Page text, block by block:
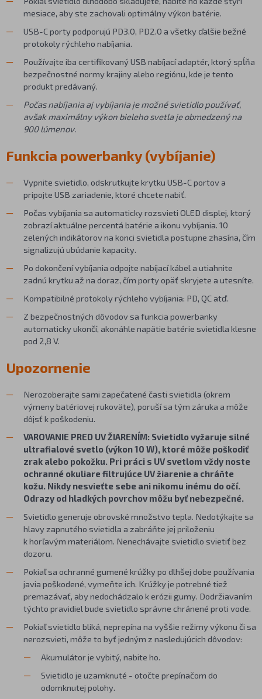
mesiace, aby ste zachovali optimálny výkon batérie.
USB-C porty podporujú PD3.0, PD2.0 a všetky ďalšie bežné
protokoly rýchleho nabíjania.
Používajte iba certifikovaný USB nabíjací adaptér, ktorý spĺňa
bezpečnostné normy krajiny alebo regiónu, kde je tento
produkt predávaný.
Počas nabíjania aj vybíjania je možné svietidlo používať,
avšak maximálny výkon bieleho svetla je obmedzený na
900 lúmenov.
Funkcia powerbanky (vybíjanie)
Vypnite svietidlo, odskrutkujte krytku USB-C portov a
pripojte USB zariadenie, ktoré chcete nabiť.
Počas vybíjania sa automaticky rozsvieti OLED displej, ktorý
zobrazí aktuálne percentá batérie a ikonu vybíjania. 10
zelených indikátorov na konci svietidla postupne zhasína, čím
signalizujú ubúdanie kapacity.
Po dokončení vybíjania odpojte nabíjací kábel a utiahnite
zadnú krytku až na doraz, čím porty opäť skryjete a utesníte.
Kompatibilné protokoly rýchleho vybíjania: PD, QC atď.
Z bezpečnostných dôvodov sa funkcia powerbanky
automaticky ukončí, akonáhle napätie batérie svietidla klesne
pod 2,8 V.
Upozornenie
Nerozoberajte sami zapečatené časti svietidla (okrem
výmeny batériovej rukoväte), poruší sa tým záruka a môže
dôjsť k poškodeniu.
VAROVANIE PRED UV ŽIARENÍM: Svietidlo vyžaruje silné
ultrafialové svetlo (výkon 10 W), ktoré môže poškodiť
zrak alebo pokožku. Pri práci s UV svetlom vždy noste
ochranné okuliare filtrujúce UV žiarenie a chráňte
kožu. Nikdy nesvieťte sebe ani nikomu inému do očí.
Odrazy od hladkých povrchov môžu byť nebezpečné.
Svietidlo generuje obrovské množstvo tepla. Nedotýkajte sa
hlavy zapnutého svietidla a zabráňte jej priloženiu
k horľavým materiálom. Nenechávajte svietidlo svietiť bez
dozoru.
Pokiaľ sa ochranné gumené krúžky po dlhšej dobe používania
javia poškodené, vymeňte ich. Krúžky je potrebné tiež
premazávať, aby nedochádzalo k erózii gumy. Dodržiavaním
týchto pravidiel bude svietidlo správne chránené proti vode.
Pokiaľ svietidlo bliká, neprepína na vyššie režimy výkonu či sa
nerozsvieti, môže to byť jedným z nasledujúcich dôvodov:
Akumulátor je vybitý, nabite ho.
Svietidlo je uzamknuté - otočte prepínačom do
odomknutej polohy.